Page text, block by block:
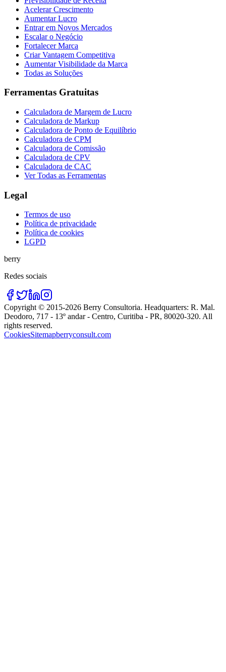
Acelerar Crescimento
Aumentar Lucro
Entrar em Novos Mercados
Escalar o Negócio
Fortalecer Marca
Criar Vantagem Competitiva
Aumentar Visibilidade da Marca
Todas as Soluções
Ferramentas Gratuitas
Calculadora de Margem de Lucro
Calculadora de Markup
Calculadora de Ponto de Equilíbrio
Calculadora de CPM
Calculadora de Comissão
Calculadora de CPV
Calculadora de CAC
Ver Todas as Ferramentas
Legal
Termos de uso
Política de privacidade
Política de cookies
LGPD
berry
Redes sociais
Copyright © 2015-2026 Berry Consultoria. Headquarters: R. Mal.
Deodoro, 717 - 13º andar - Centro, Curitiba - PR, 80020-320. All
rights reserved.
CookiesSitemapberryconsult.com